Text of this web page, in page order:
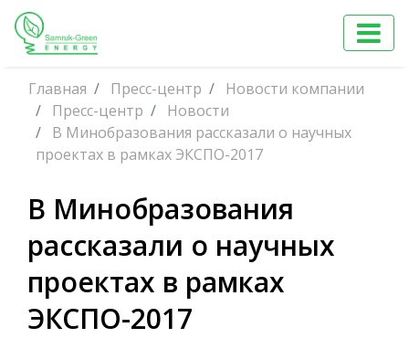
Главная Пресс-центр
Новости компании
Пресс-центр
Новости
В Минобразования рассказали о научных
проектах в рамках ЭКСПО-2017
В Минобразования
рассказали о научных
проектах в рамках
ЭКСПО-2017